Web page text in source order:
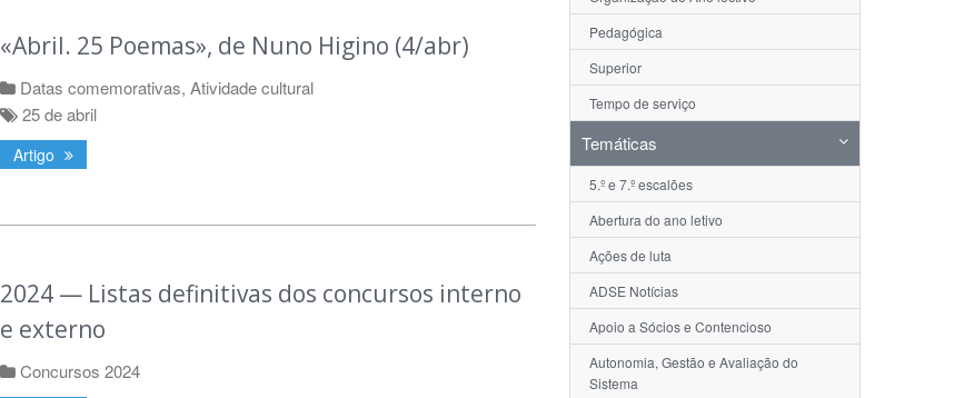
«Abril. 25 Poemas», de Nuno Higino (4/abr)
Datas comemorativas, Atividade cultural
25 de abril
Artigo
2024 — Listas definitivas dos concursos interno
e externo
Concursos 2024
Pedagógica
Superior
Tempo de serviço
Temáticas
5.º e 7.º escalões
Abertura do ano letivo
Ações de luta
ADSE Notícias
Apoio a Sócios e Contencioso
Autonomia, Gestão e Avaliação do
Sistema